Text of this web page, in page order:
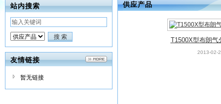
站内搜索
友情链接
暂无链接
供应产品
T1500X型布朗气
2013-02-